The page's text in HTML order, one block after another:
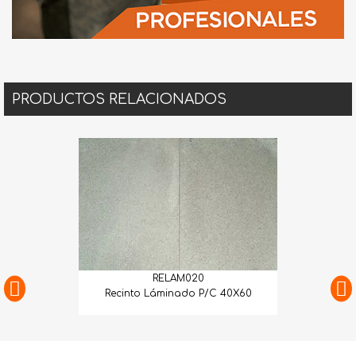
PRODUCTOS RELACIONADOS
RELAM020
Recinto Láminado P/C 40X60